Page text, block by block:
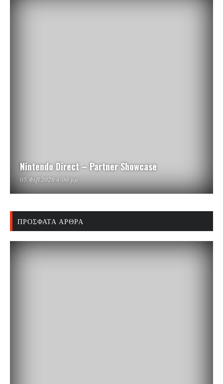
Nintendo Direct – Partner Showcase
05 Φεβ 2026 4:00 μμ
ΠΡΌΣΦΑΤΑ ΆΡΘΡΑ